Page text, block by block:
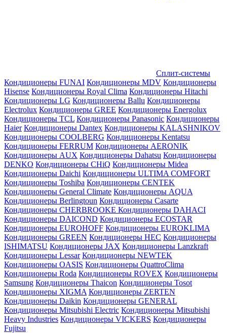
Сплит-системы
Кондиционеры FUNAI Кондиционеры MDV Кондиционеры
Hisense Кондиционеры Royal Clima Кондиционеры Hitachi
Кондиционеры LG Кондиционеры Ballu Кондиционеры
Electrolux Кондиционеры GREE Кондиционеры Energolux
Кондиционеры TCL Кондиционеры Panasonic Кондиционеры
Haier Кондиционеры Dantex Кондиционеры KALASHNIKOV
Кондиционеры СOOLBERG Кондиционеры Kentatsu
Кондиционеры FERRUM Кондиционеры AERONIK
Кондиционеры AUX Кондиционеры Dahatsu Кондиционеры
DENKO Кондиционеры CHiQ Кондиционеры Midea
Кондиционеры Daichi Кондиционеры ULTIMA COMFORT
Кондиционеры Toshiba Кондиционеры CENTEK
Кондиционеры General Climate Кондиционеры AQUA
Кондиционеры Berlingtoun Кондиционеры Casarte
Кондиционеры CHERBROOKE Кондиционеры DAHACI
Кондиционеры DAICOND Кондиционеры ECOSTAR
Кондиционеры EUROHOFF Кондиционеры EUROKLIMA
Кондиционеры GREEN Кондиционеры HEC Кондиционеры
ISHIMATSU Кондиционеры JAX Кондиционеры Lanzkraft
Кондиционеры Lessar Кондиционеры NEWTEK
Кондиционеры OASIS Кондиционеры QuattroClima
Кондиционеры Roda Кондиционеры ROVEX Кондиционеры
Samsung Кондиционеры Thaicon Кондиционеры Tosot
Кондиционеры XIGMA Кондиционеры ZERTEN
Кондиционеры Daikin Кондиционеры GENERAL
Кондиционеры Mitsubishi Electric Кондиционеры Mitsubishi
Heavy Industries Кондиционеры VICKERS Кондиционеры
Fujitsu